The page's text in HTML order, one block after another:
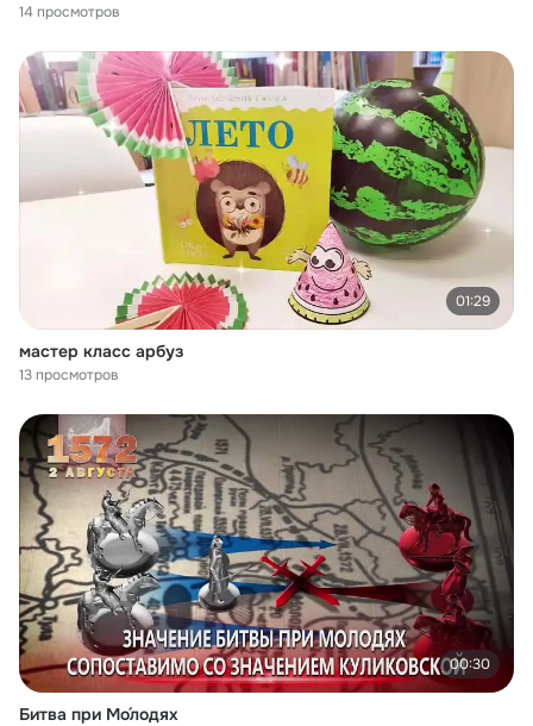
14 просмотров
01:29
мастер класс арбуз
13 просмотров
00:30
Битва при Мо́лодях